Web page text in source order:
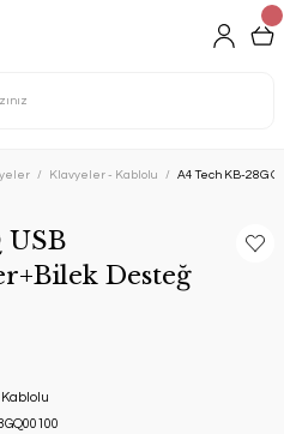
Klavyeler - Kablolu A4 Tech KB-28G
USB
Desteğ
Kablolu